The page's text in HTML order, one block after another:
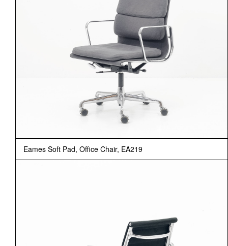
Eames Soft Pad, Office Chair, EA219